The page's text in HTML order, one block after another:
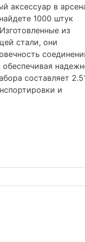
аксессуар в
1000 штук
из
стали, они
составляет
и